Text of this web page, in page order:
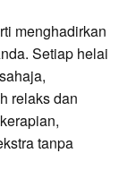
menghadirkan
Setiap helai
relaks dan
tanpa